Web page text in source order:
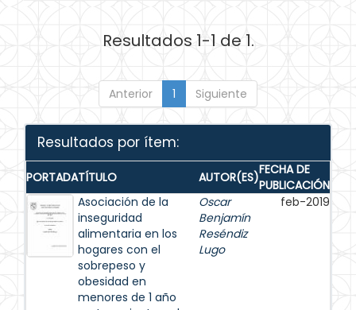
Resultados 1-1 de 1.
Anterior 1 Siguiente
Resultados por ítem:
PORTADATÍTULO AUTOR(ES)FECHA DE
PUBLICACIÓN
Asociación de la
inseguridad
alimentaria en los
hogares con el
sobrepeso y
obesidad en
menores de 1 año
Oscar
Benjamín
Reséndiz
Lugo
feb-2019